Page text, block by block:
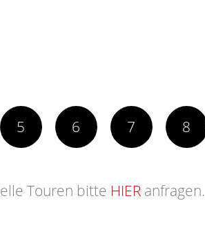
5 6 7 8
Touren bitte HIER anfragen.